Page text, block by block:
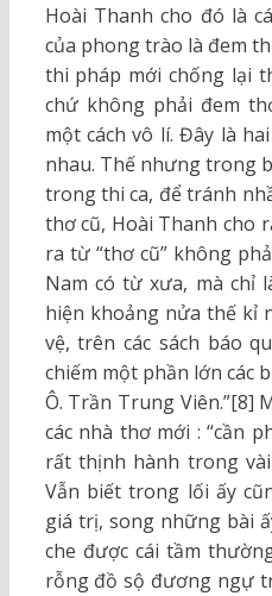
Hoài Thanh cho đó là
của phong trào là đem
thi pháp mới chống lại
chứ không phải đem
một cách vô lí. Đây là
nhau. Thế nhưng trong
trong thi ca, để tránh
thơ cũ, Hoài Thanh cho
ra từ “thơ cũ” không
Nam có từ xưa, mà chỉ
hiện khoảng nửa thế kỉ
vệ, trên các sách báo
chiếm một phần lớn các
Ô. Trần Trung Viên.”[8]
các nhà thơ mới : “cần
rất thịnh hành trong
Vẫn biết trong lối ấy
giá trị, song những bài
che được cái tầm
rỗng đồ sộ đương ngự